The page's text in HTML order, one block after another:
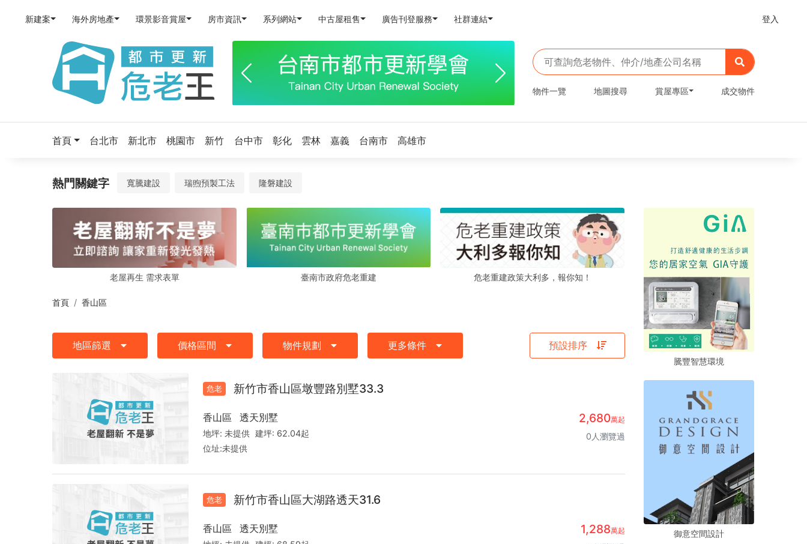
屋、
新建案 海外房地產 環景影音賞屋 房市資訊 系列網站 中古屋租售 廣告刊登服務 社群連結 登入
物件一覽 地圖搜尋 賞屋專區 成交物件
首頁 台北市 新北市 桃園市 新竹 台中市 彰化 雲林 嘉義 台南市 高雄市
熱門關鍵字 寬騰建設 瑞煦預製工法 隆磐建設
騰豐智慧環境
騰豐智慧環境
騰豐智慧環境
御意空間設計
御意空間設計
御意空間設計
老屋再生 需求表單 臺南市政府危老重建 危老重建政策大利多，報你知！
老屋再生 需求表單
臺南市政府危老重建
危老重建政策大利多，報你知！
首頁 香山區
地區篩選 價格區間 物件規劃 更多條件 預設排序
危老 新竹市香山區墩豐路別墅33.3
2,680萬起
0人瀏覽過
香山區 透天別墅
地坪:未提供 建坪: 62.04起
位址:未提供
危老 新竹市香山區大湖路透天31.6
1,288萬起
香山區 透天別墅